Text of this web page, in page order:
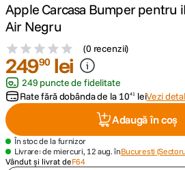
4. peak design
canon sx740 hs
6. lavaliera
card memorie
8. ulanzi
Apple Carcasa Bumper pentru
Air Negru
(0 recenzii)
24990 lei
249 puncte de fidelitate
Rate fără dobânda de la 1041 leiVezi
Adaugă în coș
În stoc de la furnizor
Livrare: de miercuri, 12 aug. înBucuresti
Vândut și livrat deF64